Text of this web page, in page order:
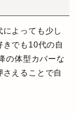
よっても少し
でも10代の自
の体型カバーな
えることで自